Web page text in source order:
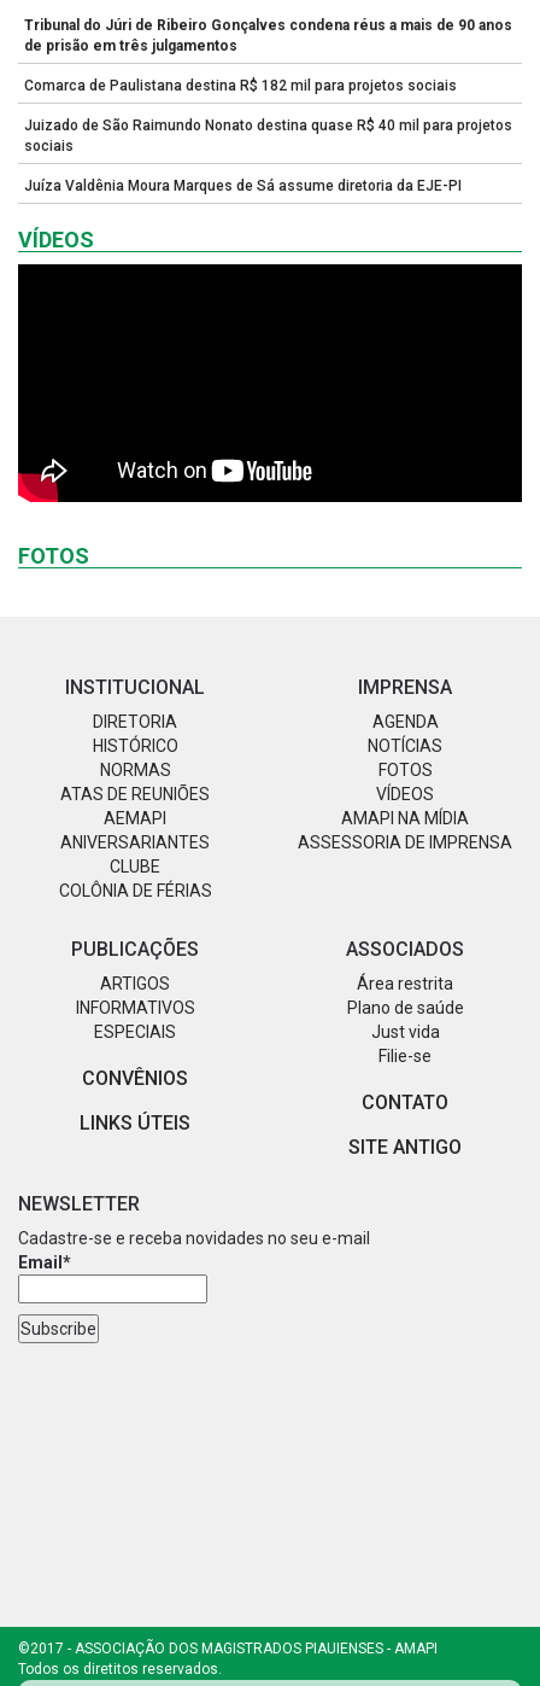
Tribunal do Júri de Ribeiro Gonçalves condena réus a mais de 90 anos
de prisão em três julgamentos
Comarca de Paulistana destina R$ 182 mil para projetos sociais
Juizado de São Raimundo Nonato destina quase R$ 40 mil para projetos
sociais
Juíza Valdênia Moura Marques de Sá assume diretoria da EJE-PI
VÍDEOS
FOTOS
INSTITUCIONAL
DIRETORIA
HISTÓRICO
NORMAS
ATAS DE REUNIÕES
AEMAPI
ANIVERSARIANTES
CLUBE
COLÔNIA DE FÉRIAS
IMPRENSA
AGENDA
NOTÍCIAS
FOTOS
VÍDEOS
AMAPI NA MÍDIA
ASSESSORIA DE IMPRENSA
PUBLICAÇÕES
ARTIGOS
INFORMATIVOS
ESPECIAIS
CONVÊNIOS
LINKS ÚTEIS
ASSOCIADOS
Área restrita
Plano de saúde
Just vida
Filie-se
CONTATO
SITE ANTIGO
NEWSLETTER
Cadastre-se e receba novidades no seu e-mail
Email*
©2017 - ASSOCIAÇÃO DOS MAGISTRADOS PIAUIENSES - AMAPI
Todos os diretitos reservados.